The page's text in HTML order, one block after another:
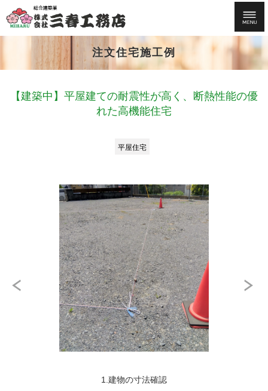
注文住宅施工例
【建築中】平屋建ての耐震性が高く、断熱性能の優
れた高機能住宅
平屋住宅
1.建物の寸法確認